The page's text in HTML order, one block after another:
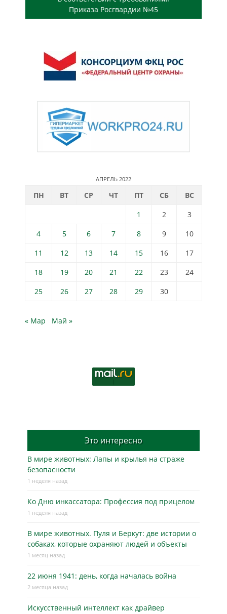
Приказа Росгвардии №45
АПРЕЛЬ 2022
ПН ВТ СР ЧТ ПТ СБ
ВС
1
2
3
4
5 6 7 8 9
10
11
12 13 14 15 16
17
18
19 20 21 22 23
24
25
26 27 28 29 30
« Мар Май »
Это интересно
В мире животных: Лапы и крылья на страже
безопасности
1 неделя назад
Ко Дню инкассатора: Профессия под прицелом
1 неделя назад
В мире животных. Пуля и Беркут: две истории о
собаках, которые охраняют людей и объекты
1 месяц назад
22 июня 1941: день, когда началась война
2 месяца назад
Искусственный интеллект как драйвер